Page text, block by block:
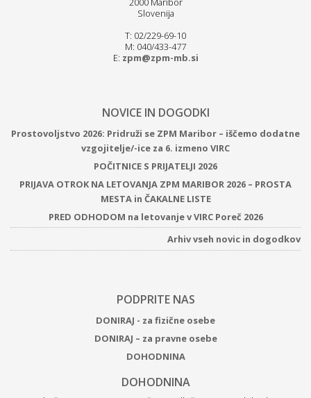
Slovenija
T: 02/229-69-10
M: 040/433-477
E: zpm@zpm-mb.si
NOVICE IN DOGODKI
Prostovoljstvo 2026: Pridruži se ZPM Maribor – iščemo dodatne
vzgojitelje/-ice za 6. izmeno VIRC
POČITNICE S PRIJATELJI 2026
PRIJAVA OTROK NA LETOVANJA ZPM MARIBOR 2026 – PROSTA
MESTA in ČAKALNE LISTE
PRED ODHODOM na letovanje v VIRC Poreč 2026
Arhiv vseh novic in dogodkov
PODPRITE NAS
DONIRAJ - za fizične osebe
DONIRAJ – za pravne osebe
DOHODNINA
DOHODNINA